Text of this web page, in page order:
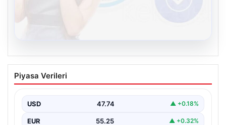
Kelebek chat adresi İle Dijital İletişimin
Seviyeli Adresi Ve Muhabbet Deneyimi
oluşturması büyük bir hassasiyet taşımaktadır.
Günümüzde çeşitli…
Piyasa Verileri
USD 47.74 ▲ +0.18%
EUR 55.25 ▲ +0.32%